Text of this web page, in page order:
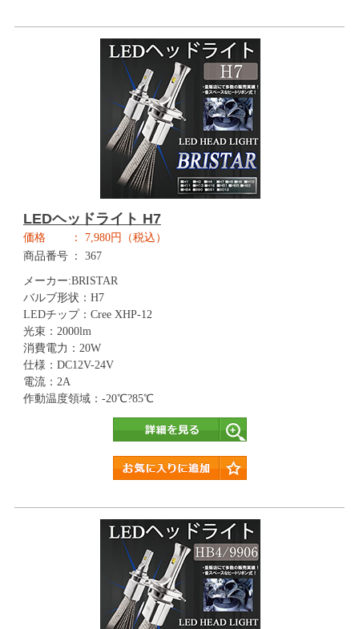
LEDヘッドライト H7
価格
7,980円（税込）
商品番号
367
メーカー:BRISTAR
バルブ形状：H7
LEDチップ：Cree XHP-12
光束：2000lm
消費電力：20W
仕様：DC12V-24V
電流：2A
作動温度領域：-20℃?85℃